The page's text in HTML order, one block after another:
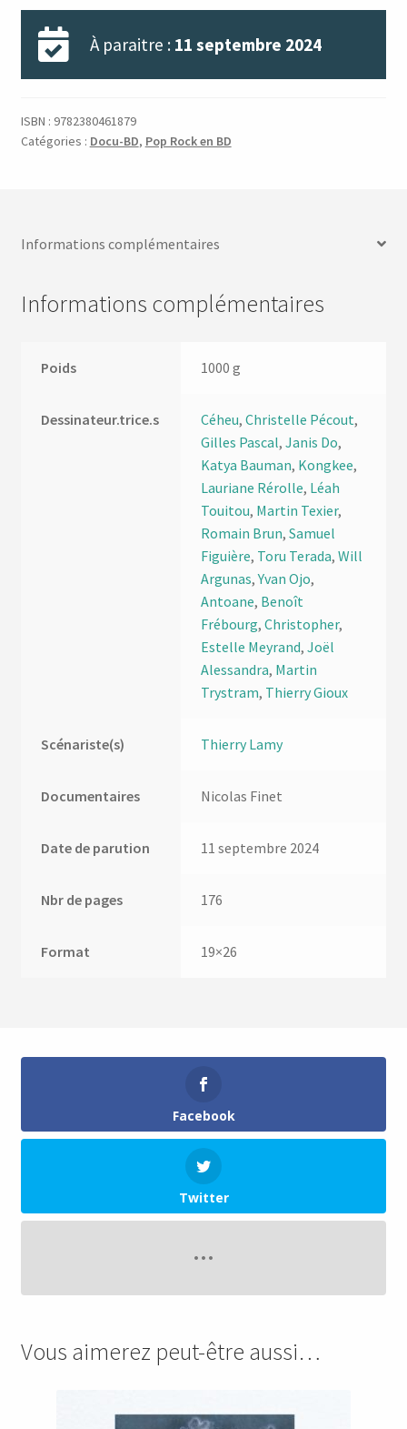
À paraitre : 11 septembre 2024
ISBN : 9782380461879
Catégories : Docu-BD, Pop Rock en BD
Informations complémentaires
Informations complémentaires
Poids 1000 g
Dessinateur.trice.s Céheu,Christelle Pécout,
Gilles Pascal,Janis Do,
Katya Bauman, Kongkee,
Lauriane Rérolle, Léah
Touitou, Martin Texier,
Romain Brun,Samuel
Figuière, Toru Terada,Will
Argunas,Yvan Ojo,
Antoane, Benoît
Frébourg,Christopher,
Estelle Meyrand,Joël
Alessandra, Martin
Trystram, Thierry Gioux
Scénariste(s) Thierry Lamy
Documentaires Nicolas Finet
Date de parution 11 septembre 2024
Nbr de pages 176
Format 19×26
Facebook
Twitter
Vous aimerez peut-être aussi…